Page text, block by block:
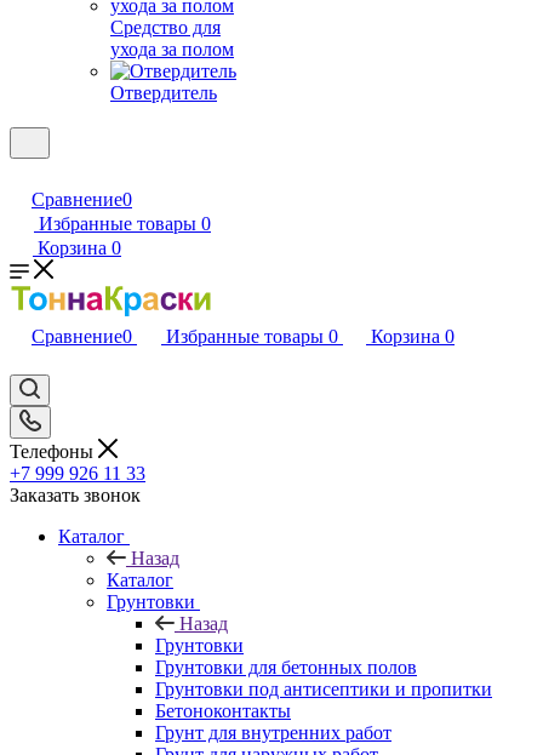
Средство для
ухода за полом
Отвердитель
Сравнение0
Избранные товары 0
Корзина 0
Сравнение0 Избранные товары 0 Корзина 0
Телефоны
+7 999 926 11 33
Заказать звонок
Каталог
Назад
Каталог
Грунтовки
Назад
Грунтовки
Грунтовки для бетонных полов
Грунтовки под антисептики и пропитки
Бетоноконтакты
Грунт для внутренних работ